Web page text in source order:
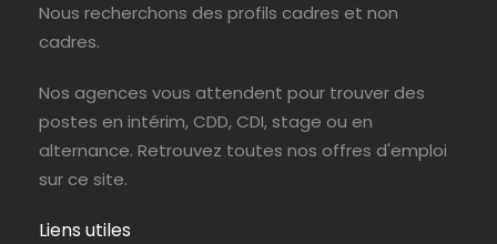
CDI
Nous recherchons des profils cadres et non
cadres.
Nos agences vous attendent pour trouver des
postes en intérim, CDD, CDI, stage ou en
alternance. Retrouvez toutes nos offres d'emploi
sur ce site.
Liens utiles